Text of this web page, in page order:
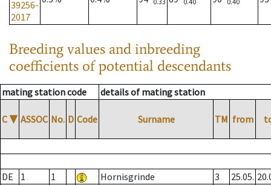
39256-
2017
Breeding values and inbreeding
coefficients of potential descendants
mating station code details of mating station
C ▼ ASSOC No. D Code Surname TM from
DE 1 1 Hornisgrinde 3 25.05.